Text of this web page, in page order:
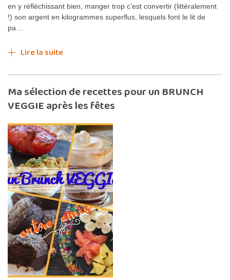
en y réfléchissant bien, manger trop c’est convertir (littéralement
!) son argent en kilogrammes superflus, lesquels font le lit de
pa…
Lire la suite
Ma sélection de recettes pour un BRUNCH
VEGGIE après les fêtes